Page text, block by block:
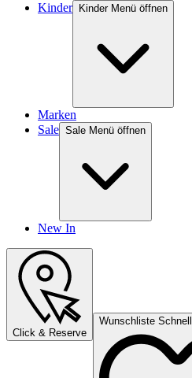
Kinder Kinder Menü öffnen
Marken
Sale Sale Menü öffnen
New In
Click & Reserve
Wunschliste